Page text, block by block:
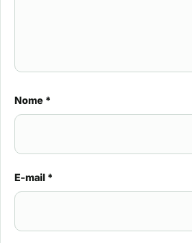
Nome *
E-mail *